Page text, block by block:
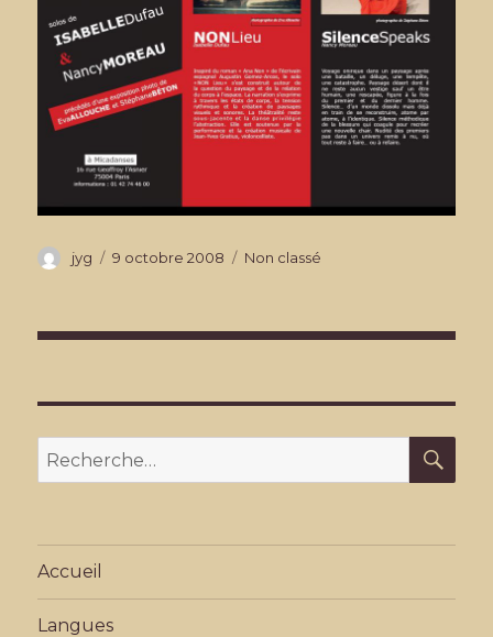
Auteur
jyg
Publié
9 octobre 2008 Catégories
Non classé
de
l’article
Recherche
pour
Accueil
Langues